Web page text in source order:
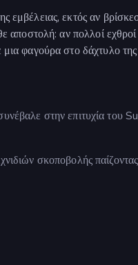
εκτός αν
αποστολή: αν πολλοί
φαγούρα στο δάχτυλο
στην επιτυχία του
σκοποβολής παίζοντας